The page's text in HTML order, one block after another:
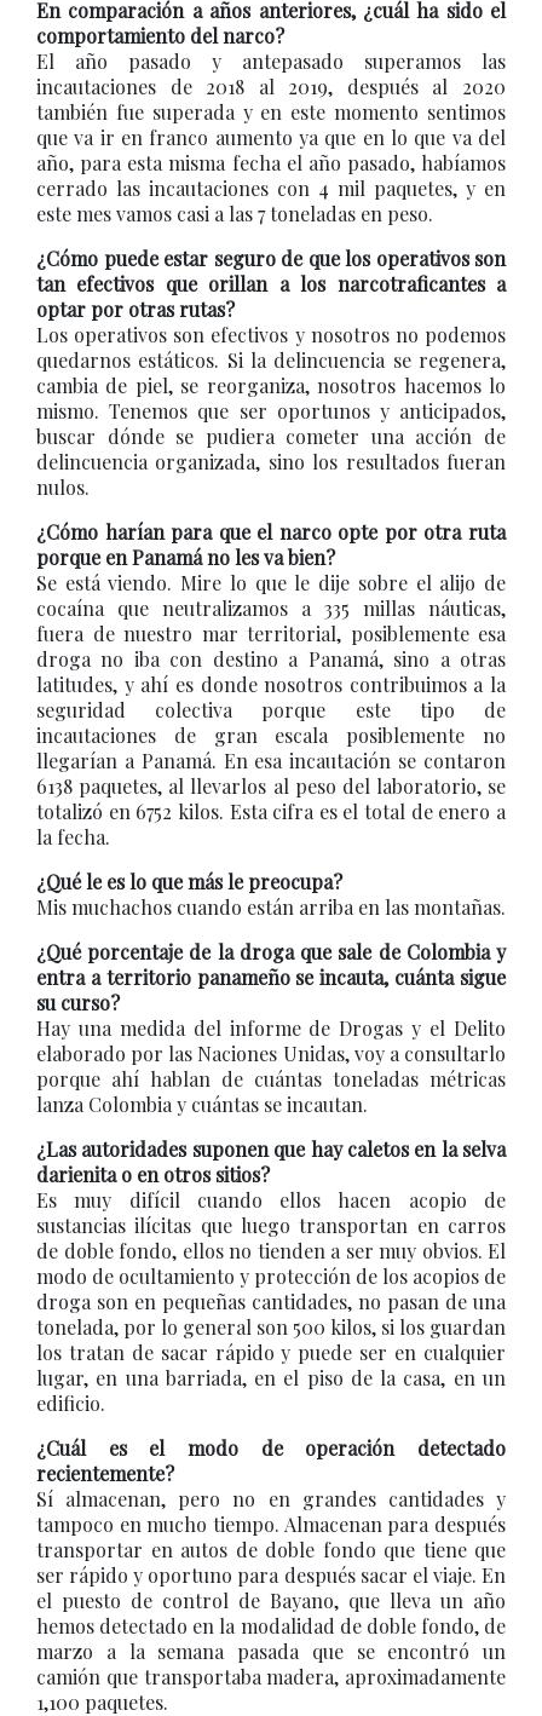
En comparación a años anteriores, ¿cuál ha sido el
comportamiento del narco?
El año pasado y antepasado superamos las
incautaciones de 2018 al 2019, después al 2020
también fue superada y en este momento sentimos
que va ir en franco aumento ya que en lo que va del
año, para esta misma fecha el año pasado, habíamos
cerrado las incautaciones con 4 mil paquetes, y en
este mes vamos casi a las 7 toneladas en peso.
¿Cómo puede estar seguro de que los operativos son
tan efectivos que orillan a los narcotraficantes a
optar por otras rutas?
Los operativos son efectivos y nosotros no podemos
quedarnos estáticos. Si la delincuencia se regenera,
cambia de piel, se reorganiza, nosotros hacemos lo
mismo. Tenemos que ser oportunos y anticipados,
buscar dónde se pudiera cometer una acción de
delincuencia organizada, sino los resultados fueran
nulos.
¿Cómo harían para que el narco opte por otra ruta
porque en Panamá no les va bien?
Se está viendo. Mire lo que le dije sobre el alijo de
cocaína que neutralizamos a 335 millas náuticas,
fuera de nuestro mar territorial, posiblemente esa
droga no iba con destino a Panamá, sino a otras
latitudes, y ahí es donde nosotros contribuimos a la
seguridad colectiva porque este tipo de
incautaciones de gran escala posiblemente no
llegarían a Panamá. En esa incautación se contaron
6138 paquetes, al llevarlos al peso del laboratorio, se
totalizó en 6752 kilos. Esta cifra es el total de enero a
la fecha.
¿Qué le es lo que más le preocupa?
Mis muchachos cuando están arriba en las montañas.
¿Qué porcentaje de la droga que sale de Colombia y
entra a territorio panameño se incauta, cuánta sigue
su curso?
Hay una medida del informe de Drogas y el Delito
elaborado por las Naciones Unidas, voy a consultarlo
porque ahí hablan de cuántas toneladas métricas
lanza Colombia y cuántas se incautan.
¿Las autoridades suponen que hay caletos en la selva
darienita o en otros sitios?
Es muy difícil cuando ellos hacen acopio de
sustancias ilícitas que luego transportan en carros
de doble fondo, ellos no tienden a ser muy obvios. El
modo de ocultamiento y protección de los acopios de
droga son en pequeñas cantidades, no pasan de una
tonelada, por lo general son 500 kilos, si los guardan
los tratan de sacar rápido y puede ser en cualquier
lugar, en una barriada, en el piso de la casa, en un
edificio.
¿Cuál es el modo de operación detectado
recientemente?
Sí almacenan, pero no en grandes cantidades y
tampoco en mucho tiempo. Almacenan para después
transportar en autos de doble fondo que tiene que
ser rápido y oportuno para después sacar el viaje. En
el puesto de control de Bayano, que lleva un año
hemos detectado en la modalidad de doble fondo, de
marzo a la semana pasada que se encontró un
camión que transportaba madera, aproximadamente
1,100 paquetes.